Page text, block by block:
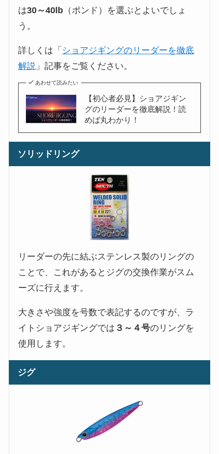
は30～40lb（ポンド）を選ぶとよいでしょ
う。
詳しくは「 ショアジギングのリーダーを徹底
解説 」記事をご覧ください。
あわせて読みたい
【初心者必見】ショアジギン
グのリーダーを徹底解説！読
めば丸わかり！
ソリッドリング
リーダーの先に結ぶステンレス製のリングの
ことで、これがあるとジグの交換作業がスム
ーズに行えます。
大きさや強度を号数で表記するのですが、ラ
イトショアジギングでは ３～４号のリングを
使用します。
ジグ